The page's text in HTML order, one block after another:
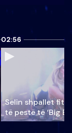
02:56
Selin shpallet
të pestë të ‘Big